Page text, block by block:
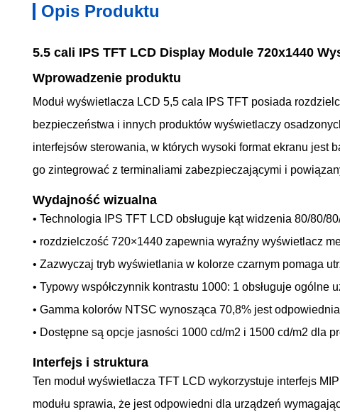
Opis Produktu
5.5 cali IPS TFT LCD Display Module 720x1440
Wprowadzenie produktu
Moduł wyświetlacza LCD 5,5 cala IPS TFT posiada
bezpieczeństwa i innych produktów wyświetlaczy
interfejsów sterowania, w których wysoki format ekranu jest
go zintegrować z terminaliami zabezpieczającymi i
Wydajność wizualna
• Technologia IPS TFT LCD obsługuje kąt widzenia 80/80/
• rozdzielczość 720×1440 zapewnia wyraźny wyświetlacz
• Zazwyczaj tryb wyświetlania w kolorze czarnym pomaga
• Typowy współczynnik kontrastu 1000: 1 obsługuje ogólne
• Gamma kolorów NTSC wynosząca 70,8% jest
• Dostępne są opcje jasności 1000 cd/m2 i 1500 cd/m2 dla
Interfejs i struktura
Ten moduł wyświetlacza TFT LCD wykorzystuje interfejs
modułu sprawia, że jest odpowiedni dla urządzeń